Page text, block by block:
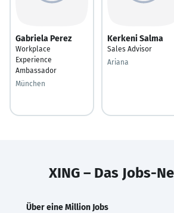
Gabriela Perez
Workplace
Experience
Ambassador
München
Kerkeni Salma
Sales Advisor
Ariana
XING – Das Jobs-
Über eine Million Jobs